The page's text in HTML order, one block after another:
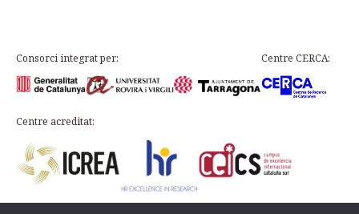
Consorci integrat per: Centre CERCA:
Centre acreditat: